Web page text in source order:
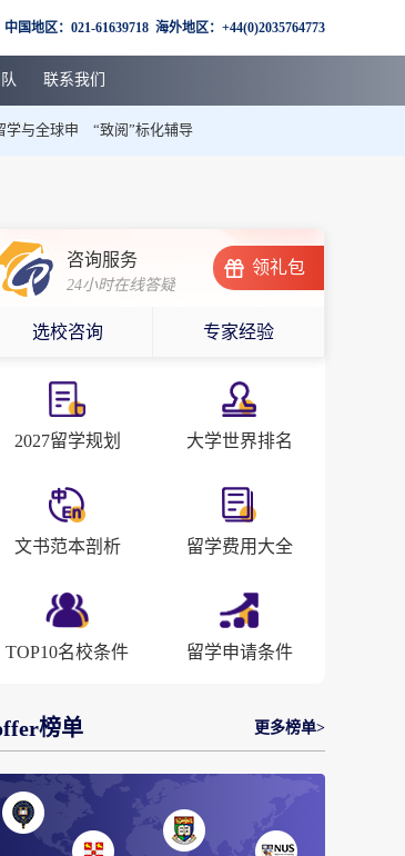
中国地区：021-61639718 海外地区：+44(0)2035764773
联系我们
学与全球申 “致阅”标化辅导
咨询服务
24小时在线答疑
选校咨询 专家经验
领礼包
2027留学规划 大学世界排名
文书范本剖析 留学费用大全
TOP10名校条件 留学申请条件
榜单 更多榜单>